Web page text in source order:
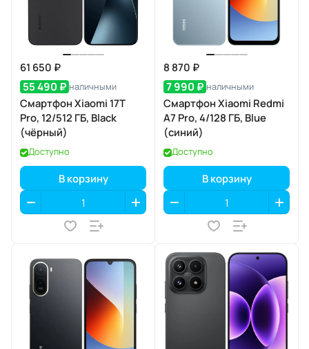
61 650 ₽
55 490 ₽ наличными
Смартфон Xiaomi 17T
Pro, 12/512 ГБ, Black
(чёрный)
Доступно
В корзину
8 870 ₽
7 990 ₽ наличными
Смартфон Xiaomi Redmi
A7 Pro, 4/128 ГБ, Blue
(синий)
Доступно
В корзину